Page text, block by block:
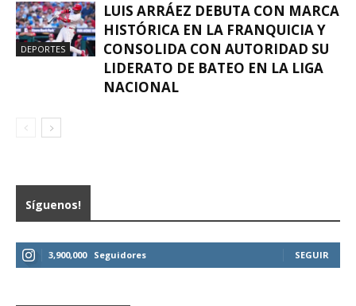
DEPORTES
LUIS ARRÁEZ DEBUTA CON MARCA
HISTÓRICA EN LA FRANQUICIA Y
CONSOLIDA CON AUTORIDAD SU
LIDERATO DE BATEO EN LA LIGA
NACIONAL
Síguenos!
3,900,000 Seguidores SEGUIR